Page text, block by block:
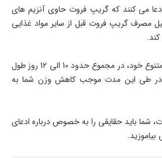
می­ کنند که گریپ فروت حاوی آنزیم های
گریپ فروت قبل از سایر مواد غذایی
این رژیم غذایی با تغییرات متنوع خود، در مجموع حدود 10 الی 12 روز طول
طی این مدت موجب کاهش وزن شما به
شما باید حقایقی را به خصوص درباره ادعای